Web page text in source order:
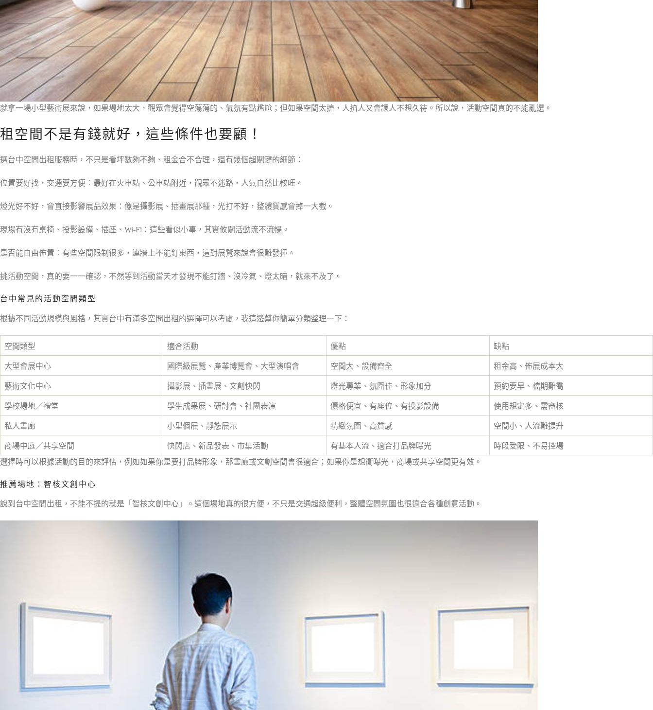
就拿一場小型藝術展來說，如果場地太大，觀眾會覺得空蕩蕩的、氣氛有點尷尬；但如果空間太擠，人擠人又會讓人不想久待。所以說，活動空間真的不能亂選。
租空間不是有錢就好，這些條件也要顧！
選台中空間出租服務時，不只是看坪數夠不夠、租金合不合理，還有幾個超關鍵的細節：
位置要好找，交通要方便：最好在火車站、公車站附近，觀眾不迷路，人氣自然比較旺。
燈光好不好，會直接影響展品效果：像是攝影展、插畫展那種，光打不好，整體質感會掉一大截。
現場有沒有桌椅、投影設備、插座、Wi-Fi：這些看似小事，其實攸關活動流不流暢。
是否能自由佈置：有些空間限制很多，連牆上不能釘東西，這對展覽來說會很難發揮。
挑活動空間，真的要一一確認，不然等到活動當天才發現不能釘牆、沒冷氣、燈太暗，就來不及了。
台中常見的活動空間類型
根據不同活動規模與風格，其實台中有滿多空間出租的選擇可以考慮，我這邊幫你簡單分類整理一下：
空間類型 適合活動 優點 缺點
大型會展中心 國際級展覽、產業博覽會、大型演唱會 空間大、設備齊全 租金高、佈展成本大
藝術文化中心 攝影展、插畫展、文創快閃 燈光專業、氛圍佳、形象加分 預約要早、檔期難喬
學校場地／禮堂 學生成果展、研討會、社團表演 價格便宜、有座位、有投影設備 使用規定多、需審核
私人畫廊 小型個展、靜態展示 精緻氛圍、高質感 空間小、人流難提升
商場中庭／共享空間 快閃店、新品發表、市集活動 有基本人流、適合打品牌曝光
時段受限、不易控場
選擇時可以根據活動的目的來評估，例如如果你是要打品牌形象，那畫廊或文創空間會很適合；如果你是想衝曝光，商場或共享空間更有效。
推薦場地：智核文創中心
說到台中空間出租，不能不提的就是「智核文創中心」。這個場地真的很方便，不只是交通超級便利，整體空間氛圍也很適合各種創意活動。